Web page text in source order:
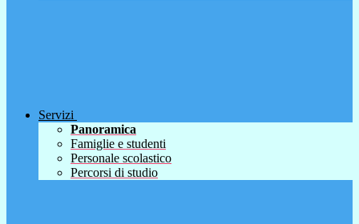
Servizi
Panoramica
Famiglie e studenti
Personale scolastico
Percorsi di studio